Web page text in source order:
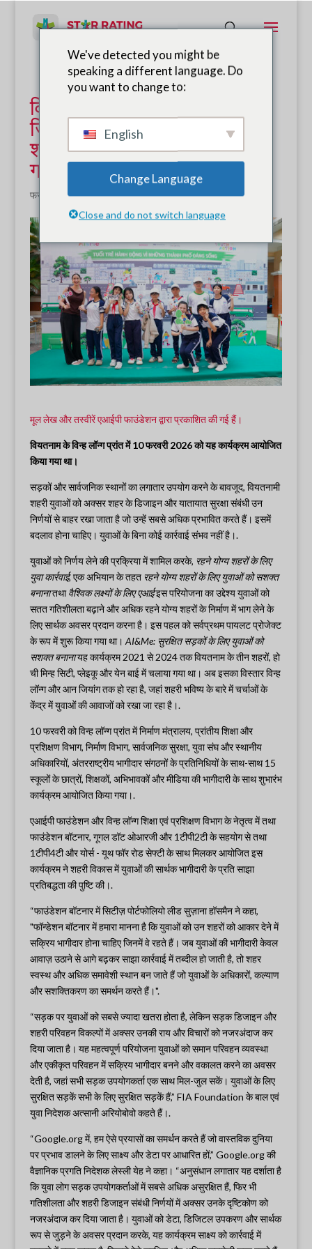
वियतनाम के विन्ह लॉन्ग और आन
जियांग प्रांतों में युवा कल्याणकारी
शहरों के लिए अभियान शुरू किया
गया।
फरवरी 12, 2026|समाचार
मूल लेख और तस्वीरें एआईपी फाउंडेशन द्वारा प्रकाशित की गई हैं।
वियतनाम के विन्ह लॉन्ग प्रांत में 10 फरवरी 2026 को यह कार्यक्रम आयोजित
किया गया था।
सड़कों और सार्वजनिक स्थानों का लगातार उपयोग करने के बावजूद, वियतनामी
शहरी युवाओं को अक्सर शहर के डिजाइन और यातायात सुरक्षा संबंधी उन
निर्णयों से बाहर रखा जाता है जो उन्हें सबसे अधिक प्रभावित करते हैं। इसमें
बदलाव होना चाहिए। युवाओं के बिना कोई कार्रवाई संभव नहीं है।.
युवाओं को निर्णय लेने की प्रक्रिया में शामिल करके, रहने योग्य शहरों के लिए
युवा कार्रवाई,एक अभियान के तहत रहने योग्य शहरों के लिए युवाओं को सशक्त
बनानातथावैश्विक लक्ष्यों के लिए एआईइस परियोजना का उद्देश्य युवाओं को
सतत गतिशीलता बढ़ाने और अधिक रहने योग्य शहरों के निर्माण में भाग लेने के
लिए सार्थक अवसर प्रदान करना है। इस पहल को सर्वप्रथम पायलट प्रोजेक्ट
के रूप में शुरू किया गया था। AI&Me: सुरक्षित सड़कों के लिए युवाओं को
सशक्त बनानायह कार्यक्रम 2021 से 2024 तक वियतनाम के तीन शहरों, हो
ची मिन्ह सिटी, प्लेइकू और येन बाई में चलाया गया था। अब इसका विस्तार विन्ह
लॉन्ग और आन जियांग तक हो रहा है, जहां शहरी भविष्य के बारे में चर्चाओं के
केंद्र में युवाओं की आवाजों को रखा जा रहा है।.
10 फरवरी को विन्ह लॉन्ग प्रांत में निर्माण मंत्रालय, प्रांतीय शिक्षा और
प्रशिक्षण विभाग, निर्माण विभाग, सार्वजनिक सुरक्षा, युवा संघ और स्थानीय
अधिकारियों, अंतरराष्ट्रीय भागीदार संगठनों के प्रतिनिधियों के साथ-साथ 15
स्कूलों के छात्रों, शिक्षकों, अभिभावकों और मीडिया की भागीदारी के साथ शुभारंभ
कार्यक्रम आयोजित किया गया।.
एआईपी फाउंडेशन और विन्ह लॉन्ग शिक्षा एवं प्रशिक्षण विभाग के नेतृत्व में तथा
फाउंडेशन बॉटनार, गूगल डॉट ओआरजी और 1टीपी2टी के सहयोग से तथा
1टीपी4टी और योर्स - यूथ फॉर रोड सेफ्टी के साथ मिलकर आयोजित इस
कार्यक्रम ने शहरी विकास में युवाओं की सार्थक भागीदारी के प्रति साझा
प्रतिबद्धता की पुष्टि की।.
“फाउंडेशन बॉटनार में सिटीज़ पोर्टफोलियो लीड सुज़ाना हॉसमैन ने कहा,
"फॉन्डेशन बॉटनार में हमारा मानना है कि युवाओं को उन शहरों को आकार देने में
सक्रिय भागीदार होना चाहिए जिनमें वे रहते हैं। जब युवाओं की भागीदारी केवल
आवाज़ उठाने से आगे बढ़कर साझा कार्रवाई में तब्दील हो जाती है, तो शहर
स्वस्थ और अधिक समावेशी स्थान बन जाते हैं जो युवाओं के अधिकारों, कल्याण
और सशक्तिकरण का समर्थन करते हैं।".
“सड़क पर युवाओं को सबसे ज्यादा खतरा होता है, लेकिन सड़क डिजाइन और
शहरी परिवहन विकल्पों में अक्सर उनकी राय और विचारों को नजरअंदाज कर
दिया जाता है। यह महत्वपूर्ण परियोजना युवाओं को समान परिवहन व्यवस्था
और एकीकृत परिवहन में सक्रिय भागीदार बनने और वकालत करने का अवसर
देती है, जहां सभी सड़क उपयोगकर्ता एक साथ मिल-जुल सकें। युवाओं के लिए
सुरक्षित सड़कें सभी के लिए सुरक्षित सड़कें हैं,” FIA Foundation के बाल एवं
युवा निदेशक अत्सानी अरियोबोवो कहते हैं।.
“Google.org में, हम ऐसे प्रयासों का समर्थन करते हैं जो वास्तविक दुनिया
पर प्रभाव डालने के लिए साक्ष्य और डेटा पर आधारित हों,” Google.org की
वैज्ञानिक प्रगति निदेशक लेस्ली येह ने कहा। “अनुसंधान लगातार यह दर्शाता है
कि युवा लोग सड़क उपयोगकर्ताओं में सबसे अधिक असुरक्षित हैं, फिर भी
गतिशीलता और शहरी डिजाइन संबंधी निर्णयों में अक्सर उनके दृष्टिकोण को
नजरअंदाज कर दिया जाता है। युवाओं को डेटा, डिजिटल उपकरण और सार्थक
रूप से जुड़ने के अवसर प्रदान करके, यह कार्यक्रम साक्ष्य को कार्रवाई में
We've detected you might be
speaking a different language. Do
you want to change to:
English
Change Language
Close and do not switch language